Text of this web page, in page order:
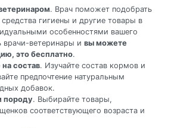
. Врач поможет подобрать
гигиены и другие товары в
особенностями вашего
ветеринары и вы можете
это бесплатно.
состав. Изучайте состав кормов и
предпочтение натуральным
добавок.
породу. Выбирайте товары,
соответствующего возраста и